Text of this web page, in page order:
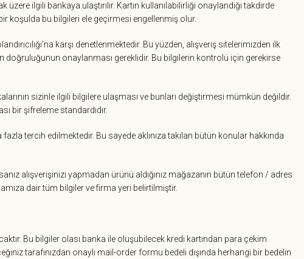
ilgili bankaya ulaştırılır. Kartın kullanılabilirliği onaylandığı takdirde
koşulda bu bilgileri ele geçirmesi engellenmiş olur.
karşı denetlenmektedir. Bu yüzden, alışveriş sitelerimizden ilk
onaylanması gereklidir. Bu bilgilerin kontrolü için gerekirse
sizinle ilgili bilgilere ulaşması ve bunları değiştirmesi mümkün değildir.
bir şifreleme standardıdır.
tercih edilmektedir. Bu sayede aklınıza takılan bütün konular hakkında
alışverişinizi yapmadan ürünü aldığınız mağazanın bütün telefon / adres
dair tüm bilgiler ve firma yeri belirtilmiştir.
Bu bilgiler olası banka ile oluşubilecek kredi kartından para çekim
tarafınızdan onaylı mail-order formu bedeli dışında herhangi bir bedelin